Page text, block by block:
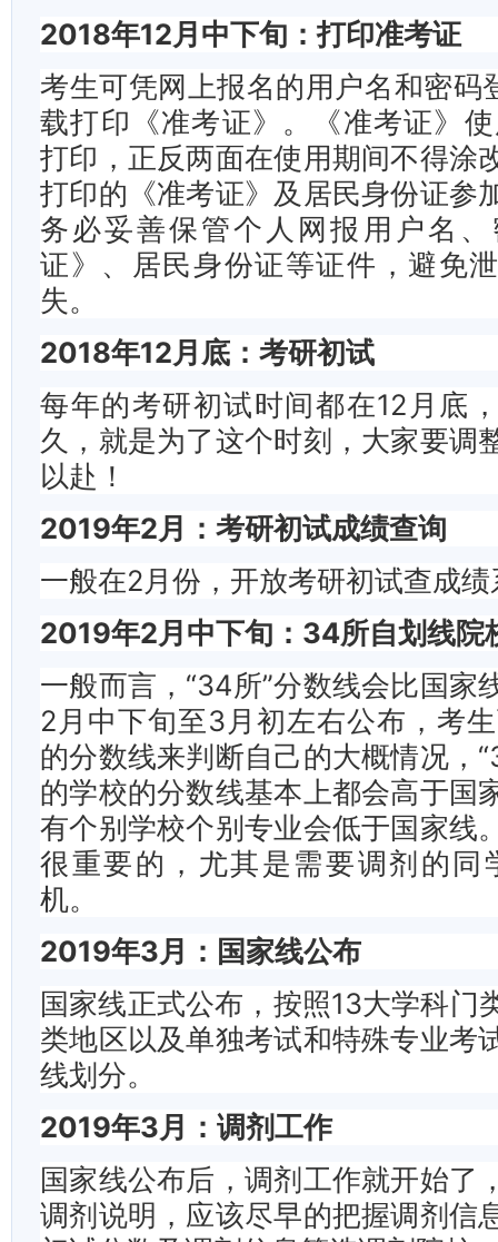
2018年12月中下旬：打印准考证
考生可凭网上报名的用户名和密码
载打印《准考证》。《准考证》
打印，正反两面在使用期间不得涂
打印的《准考证》及居民身份证参
务必妥善保管个人网报用户名
证》、居民身份证等证件，避免
失。
2018年12月底：考研初试
每年的考研初试时间都在12月底
久，就是为了这个时刻，大家要调
以赴！
2019年2月：考研初试成绩查询
一般在2月份，开放考研初试查成
2019年2月中下旬：34所自划线院
一般而言，“34所”分数线会比国家
2月中下旬至3月初左右公布，考
的分数线来判断自己的大概情况，
的学校的分数线基本上都会高于国
有个别学校个别专业会低于国家线
很重要的，尤其是需要调剂的同
机。
2019年3月：国家线公布
国家线正式公布，按照13大学科门
类地区以及单独考试和特殊专业考
线划分。
2019年3月：调剂工作
国家线公布后，调剂工作就开始了
调剂说明，应该尽早的把握调剂信